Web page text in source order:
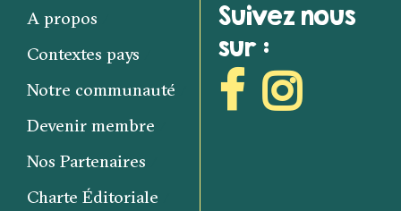
A propos
Contextes pays
Notre communauté
Devenir membre
Nos Partenaires
Charte Éditoriale
Suivez nous
sur :